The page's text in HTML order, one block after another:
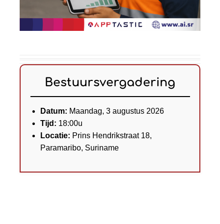
Bestuursvergadering
Datum: Maandag, 3 augustus 2026
Tijd: 18:00u
Locatie: Prins Hendrikstraat 18,
Paramaribo, Suriname